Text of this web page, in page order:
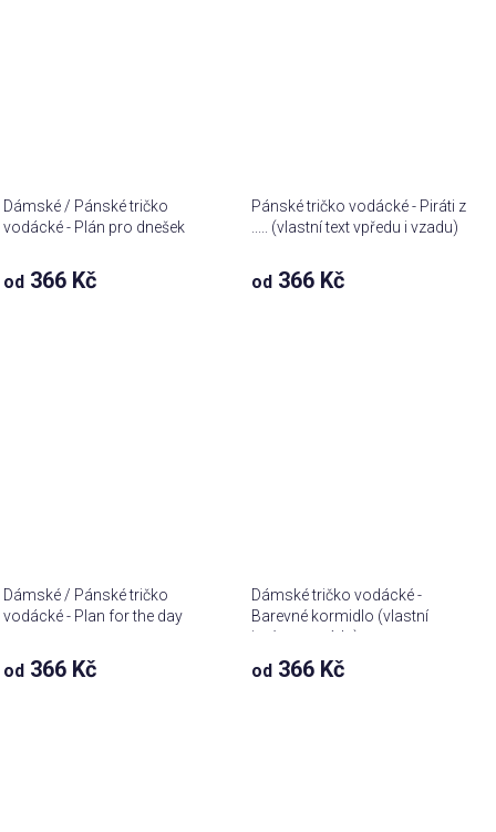
Dámské / Pánské tričko
vodácké - Plán pro dnešek
od 366 Kč
Pánské tričko vodácké - Piráti z
..... (vlastní text vpředu i vzadu)
od 366 Kč
Dámské / Pánské tričko
vodácké - Plan for the day
od 366 Kč
Dámské tričko vodácké -
Barevné kormidlo (vlastní
jména na záda)
od 366 Kč